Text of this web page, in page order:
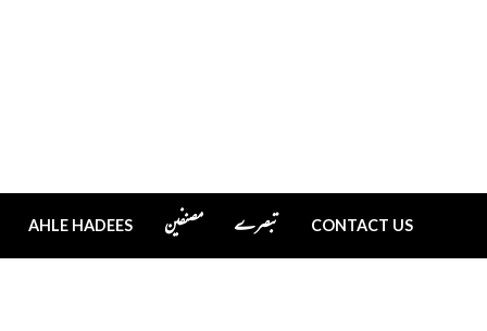
AHLE HADEES مصنفین تبصرے CONTACT US